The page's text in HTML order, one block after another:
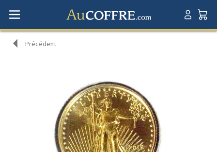
Précédent